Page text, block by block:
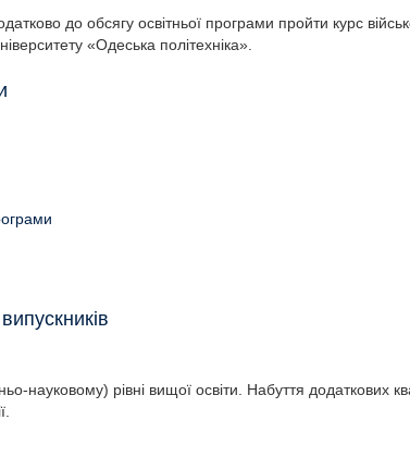
до обсягу освітньої програми пройти курс
«Одеська політехніка».
науковому) рівні вищої освіти. Набуття додаткових